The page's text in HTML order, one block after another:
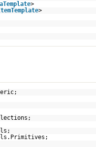
>
>